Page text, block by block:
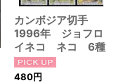
カンボジア切手
1996年 ジョフロ
イネコ ネコ 6種
480円